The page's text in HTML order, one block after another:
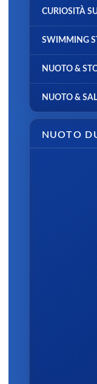
CURIOSITÀ
SWIMMING
NUOTO &
NUOTO &
NUOTO